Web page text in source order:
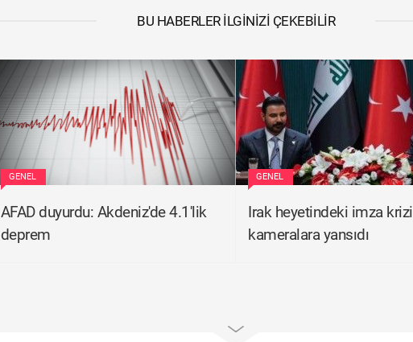
BU HABERLER İLGINIZI ÇEKEBILIR
GENEL
AFAD duyurdu: Akdeniz'de 4.1'lik
deprem
GENEL
Irak heyetindeki imza krizi
kameralara yansıdı